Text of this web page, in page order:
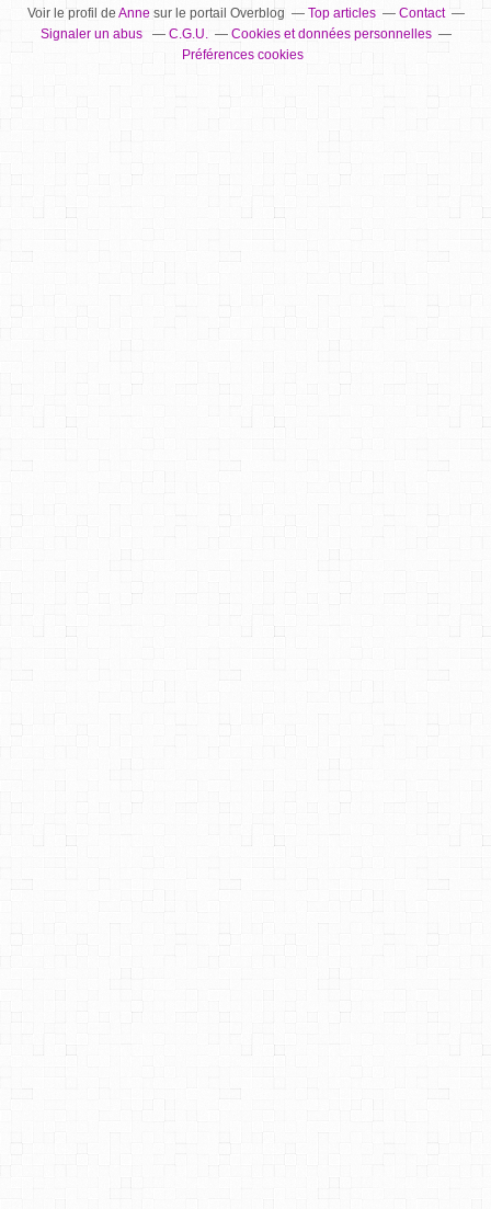
Voir le profil de Annesur le portail Overblog Top articles
Contact
Signaler un abus
C.G.U.
Cookies et données personnelles
Préférences cookies